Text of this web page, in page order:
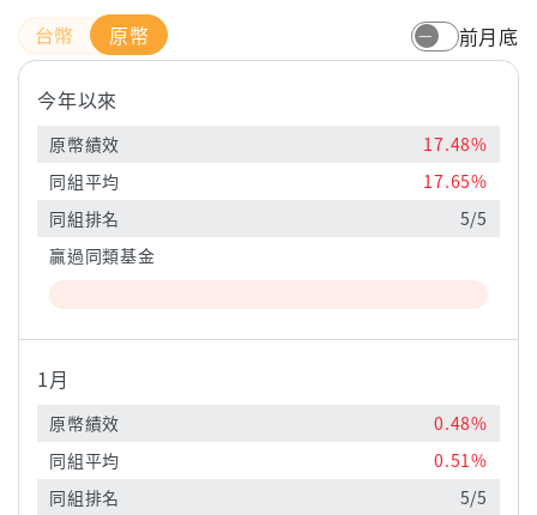
原幣 前月底
今年以來
原幣績效
17.48%
同組平均
17.65%
同組排名
5/5
贏過同類基金
1月
原幣績效
0.48%
同組平均
0.51%
同組排名
5/5